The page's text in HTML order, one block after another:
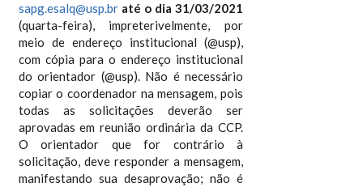
sapg.esalq@usp.br até o dia 31/03/2021
(quarta-feira), impreterivelmente, por
meio de endereço institucional (@usp),
com cópia para o endereço institucional
do orientador (@usp). Não é necessário
copiar o coordenador na mensagem, pois
todas as solicitações deverão ser
aprovadas em reunião ordinária da CCP.
O orientador que for contrário à
solicitação, deve responder a mensagem,
manifestando sua desaprovação; não é